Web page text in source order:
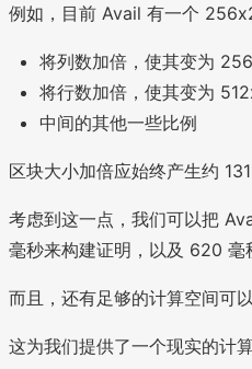
例如，目前 Avail 有一个
将列数加倍，使其变为
将行数加倍，使其变为
中间的其他一些比例
区块大小加倍应始终产生约
考虑到这一点，我们可以把
毫秒来构建证明，以及 620
而且，还有足够的计算空间可
这为我们提供了一个现实的计